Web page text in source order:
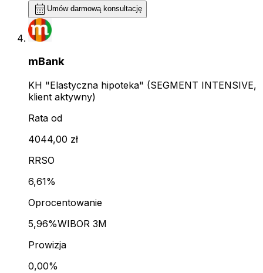
calendar_month Umów darmową konsultację
mBank
KH "Elastyczna hipoteka" (SEGMENT INTENSIVE,
klient aktywny)
Rata od
4044,00 zł
RRSO
6,61%
Oprocentowanie
5,96%WIBOR 3M
Prowizja
0,00%